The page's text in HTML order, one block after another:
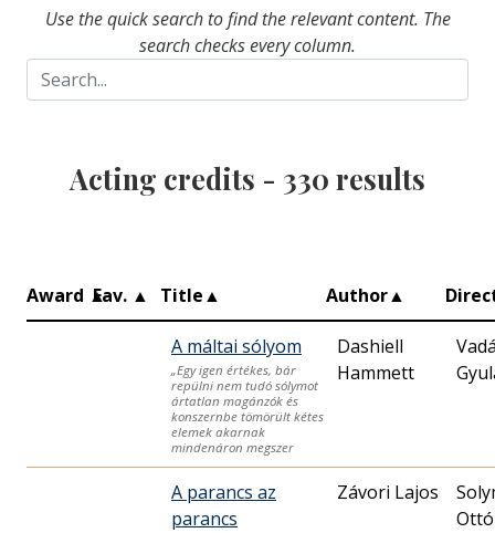
Use the quick search to find the relevant content. The
search checks every column.
Acting credits - 330 results
Award ▲
Fav. ▲ Title▲ Author▲
A máltai sólyom
„Egy igen értékes, bár
repülni nem tudó sólymot
ártatlan magánzók és
konszernbe tömörült kétes
elemek akarnak
mindenáron megszer
Dashiell
Hammett
A parancs az
parancs
Závori Lajos
Ottó